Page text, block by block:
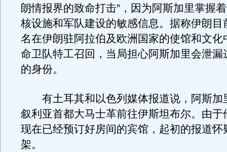
朗情报界的致命打击”，因为阿斯加里掌握
核设施和军队建设的敏感信息。据称伊朗目
名在伊朗驻阿拉伯及欧洲国家的使馆和文化
命卫队特工召回，当局担心阿斯加里会泄漏
的身份。
有土耳其和以色列媒体报道说，阿斯加
叙利亚首都大马士革前往伊斯坦布尔。由于
现在已经预订好房间的宾馆，起初的报道怀
架。